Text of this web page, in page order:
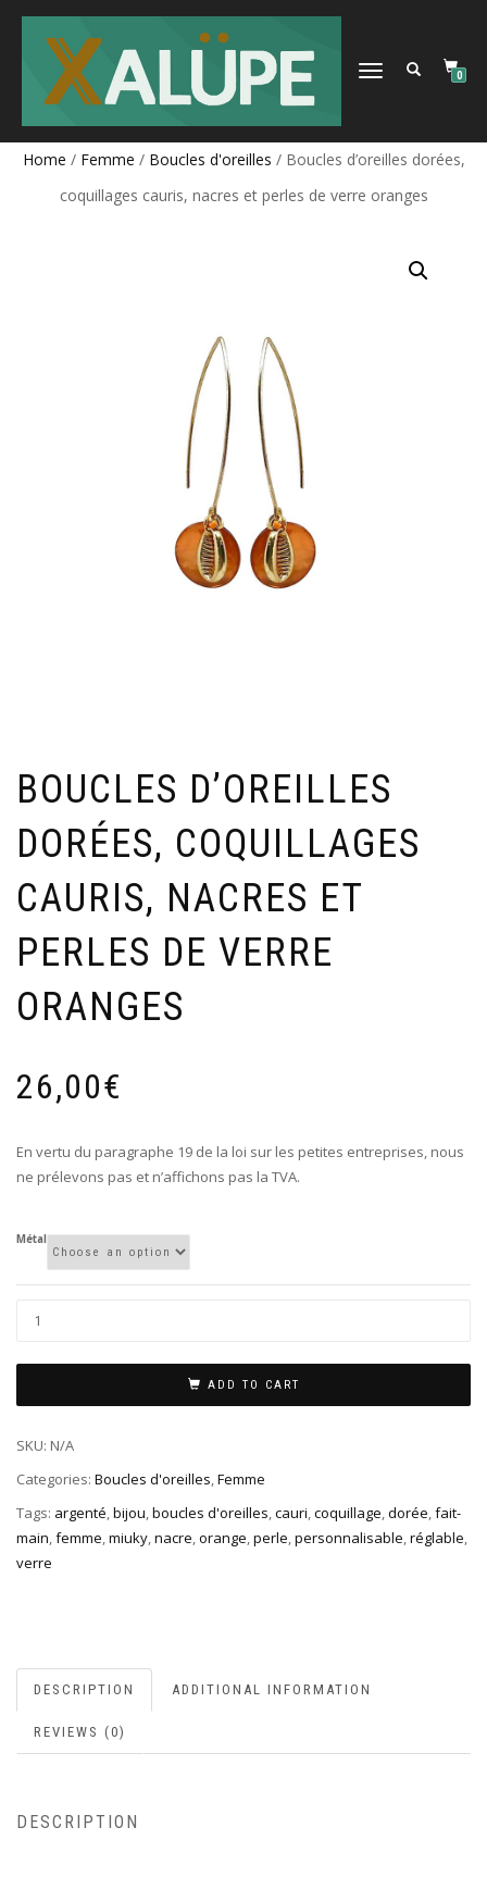
DÉPLIER
0
Home / Femme / Boucles d'oreilles / Boucles d’oreilles dorées,
coquillages cauris, nacres et perles de verre oranges
BOUCLES D’OREILLES
DORÉES, COQUILLAGES
CAURIS, NACRES ET
PERLES DE VERRE
ORANGES
26,00€
En vertu du paragraphe 19 de la loi sur les petites entreprises, nous
ne prélevons pas et n’affichons pas la TVA.
Métal
ADD TO CART
SKU: N/A
Categories: Boucles d'oreilles,Femme
Tags: argenté,bijou,boucles d'oreilles,cauri,coquillage,dorée,fait-
main,femme,miuky,nacre,orange,perle,personnalisable,réglable,
verre
DESCRIPTION ADDITIONAL INFORMATION
REVIEWS (0)
DESCRIPTION